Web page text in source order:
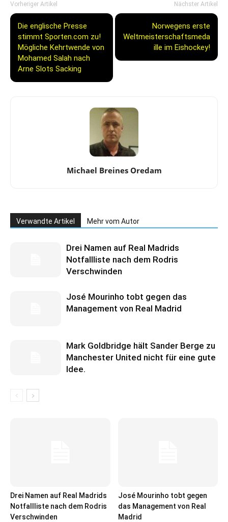
Vorheriger Artikel
Die englische Presse
stimmt Sporten.com zu!
Mögliche Kehrtwende von
Mohamed Salah nach
Arne Slots Sacking
Nächster Artikel
Norwegens erste
Weltmeisterschaftsmeda
ille im Eishockey!
Michael Breines Oredam
Verwandte Artikel Mehr vom Autor
Drei Namen auf Real Madrids
Notfallliste nach dem Rodris
Verschwinden
José Mourinho tobt gegen das
Management von Real Madrid
Mark Goldbridge hält Sander Berge zu
Manchester United nicht für eine gute
Idee.
Drei Namen auf Real Madrids
Notfallliste nach dem Rodris
Verschwinden
José Mourinho tobt gegen
das Management von Real
Madrid